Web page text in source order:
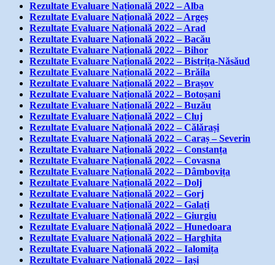
Rezultate Evaluare Națională 2022 – Alba
Rezultate Evaluare Națională 2022 – Argeș
Rezultate Evaluare Națională 2022 – Arad
Rezultate Evaluare Națională 2022 – Bacău
Rezultate Evaluare Națională 2022 – Bihor
Rezultate Evaluare Națională 2022 – Bistrița-Năsăud
Rezultate Evaluare Națională 2022 – Brăila
Rezultate Evaluare Națională 2022 – Brașov
Rezultate Evaluare Națională 2022 – Botoșani
Rezultate Evaluare Națională 2022 – Buzău
Rezultate Evaluare Națională 2022 – Cluj
Rezultate Evaluare Națională 2022 – Călărași
Rezultate Evaluare Națională 2022 – Caraș – Severin
Rezultate Evaluare Națională 2022 – Constanța
Rezultate Evaluare Națională 2022 – Covasna
Rezultate Evaluare Națională 2022 – Dâmbovița
Rezultate Evaluare Națională 2022 – Dolj
Rezultate Evaluare Națională 2022 – Gorj
Rezultate Evaluare Națională 2022 – Galați
Rezultate Evaluare Națională 2022 – Giurgiu
Rezultate Evaluare Națională 2022 – Hunedoara
Rezultate Evaluare Națională 2022 – Harghita
Rezultate Evaluare Națională 2022 – Ialomița
Rezultate Evaluare Națională 2022 – Iași